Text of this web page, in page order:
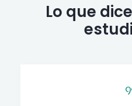
Lo que